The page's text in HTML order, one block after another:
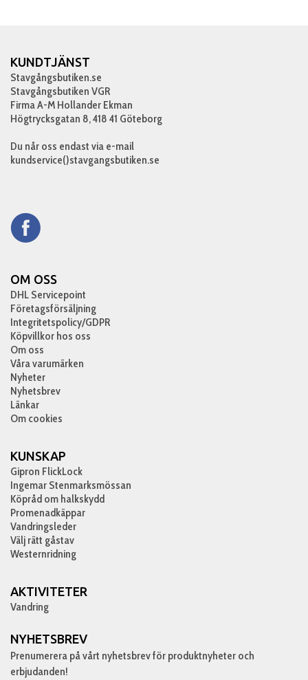
KUNDTJÄNST
Stavgångsbutiken.se
Stavgångsbutiken VGR
Firma A-M Hollander Ekman
Högtrycksgatan 8, 418 41 Göteborg
Du når oss endast via e-mail
kundservice()stavgangsbutiken.se
OM OSS
DHL Servicepoint
Företagsförsäljning
Integritetspolicy/GDPR
Köpvillkor hos oss
Om oss
Våra varumärken
Nyheter
Nyhetsbrev
Länkar
Om cookies
KUNSKAP
Gipron FlickLock
Ingemar Stenmarksmössan
Köpråd om halkskydd
Promenadkäppar
Vandringsleder
Välj rätt gåstav
Westernridning
AKTIVITETER
Vandring
NYHETSBREV
Prenumerera på vårt nyhetsbrev för produktnyheter och
erbjudanden!